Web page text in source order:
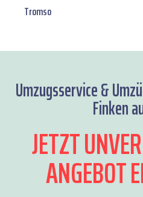
Tromso
Umzugsservice &
Finken
JETZT
ANGEBOT